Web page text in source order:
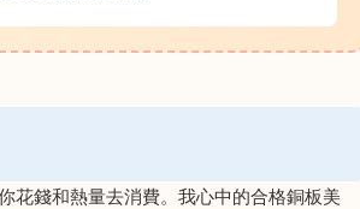
花錢和熱量去消費。我心中的合格銅板美